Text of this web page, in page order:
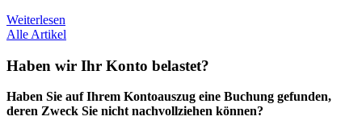
Weiterlesen
Alle Artikel
Haben wir Ihr Konto belastet?
Haben Sie auf Ihrem Kontoauszug eine Buchung gefunden,
deren Zweck Sie nicht nachvollziehen können?